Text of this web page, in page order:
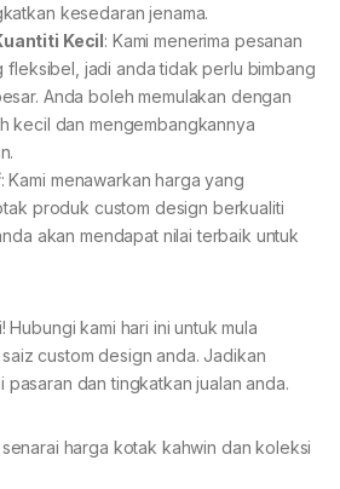
kesedaran jenama.
Kecil: Kami menerima pesanan
fleksibel, jadi anda tidak perlu bimbang
Anda boleh memulakan dengan
kecil dan mengembangkannya
: Kami menawarkan harga yang
produk custom design berkualiti
akan mendapat nilai terbaik untuk
Hubungi kami hari ini untuk mula
custom design anda. Jadikan
dan tingkatkan jualan anda.
harga kotak kahwin dan koleksi